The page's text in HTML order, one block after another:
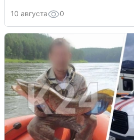
10 августа 0